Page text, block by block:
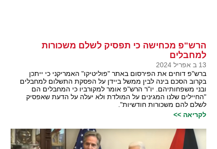
הרש"פ מכחישה כי תפסיק לשלם משכורות
למחבלים
13 ב אפריל 2024
ברש"פ דוחים את הפירסום באתר "פוליטיקו" האמריקני כי ייתכן
בקרוב הסכם בינה לבין ממשל ביידן על הפסקת התשלום למחבלים
ובני משפחותיהם. יו"ר הרש"פ אומר למקורביו כי המחבלים הם
"החיילים שלנו המגינים על המולדת ולא יעלה על הדעת שאפסיק
לשלם להם משכורות חודשיות".
לקריאה >>